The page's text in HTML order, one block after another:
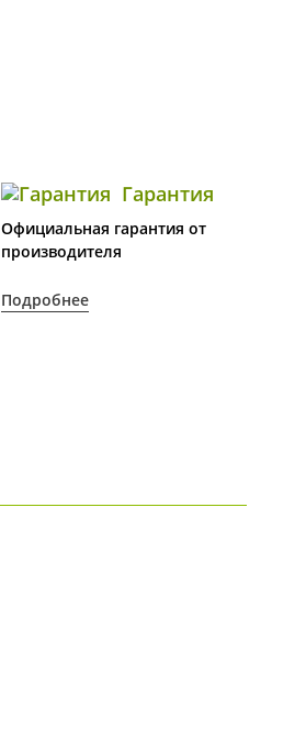
Гарантия
Официальная гарантия от
производителя
Подробнее